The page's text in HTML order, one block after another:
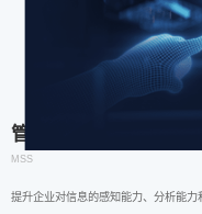
管理信息系统
MSS
提升企业对信息的感知能力、分析能